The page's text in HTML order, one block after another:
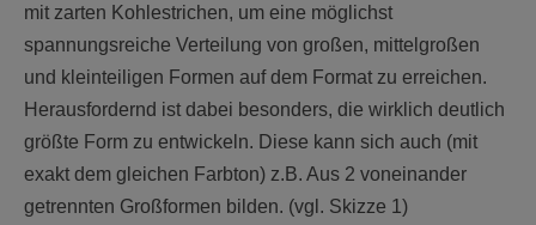
mit zarten Kohlestrichen, um eine möglichst
spannungsreiche Verteilung von großen, mittelgroßen
und kleinteiligen Formen auf dem Format zu erreichen.
Herausfordernd ist dabei besonders, die wirklich deutlich
größte Form zu entwickeln. Diese kann sich auch (mit
exakt dem gleichen Farbton) z.B. Aus 2 voneinander
getrennten Großformen bilden. (vgl. Skizze 1)